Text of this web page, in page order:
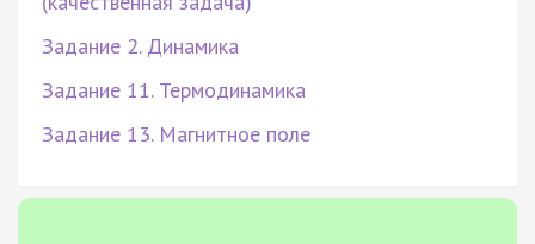
Задание 2. Динамика
Задание 11. Термодинамика
Задание 13. Магнитное поле